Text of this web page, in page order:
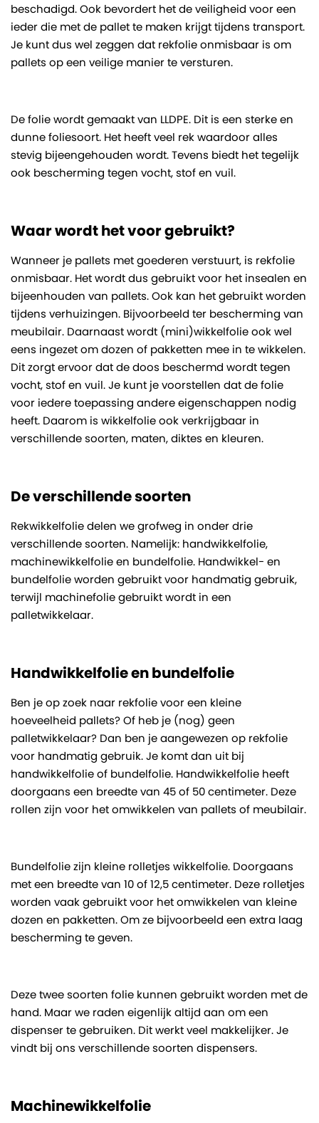
beschadigd. Ook bevordert het de veiligheid voor een
ieder die met de pallet te maken krijgt tijdens transport.
Je kunt dus wel zeggen dat rekfolie onmisbaar is om
pallets op een veilige manier te versturen.
De folie wordt gemaakt van LLDPE. Dit is een sterke en
dunne foliesoort. Het heeft veel rek waardoor alles
stevig bijeengehouden wordt. Tevens biedt het tegelijk
ook bescherming tegen vocht, stof en vuil.
Waar wordt het voor gebruikt?
Wanneer je pallets met goederen verstuurt, is rekfolie
onmisbaar. Het wordt dus gebruikt voor het insealen en
bijeenhouden van pallets. Ook kan het gebruikt worden
tijdens verhuizingen. Bijvoorbeeld ter bescherming van
meubilair. Daarnaast wordt (mini)wikkelfolie ook wel
eens ingezet om dozen of pakketten mee in te wikkelen.
Dit zorgt ervoor dat de doos beschermd wordt tegen
vocht, stof en vuil. Je kunt je voorstellen dat de folie
voor iedere toepassing andere eigenschappen nodig
heeft. Daarom is wikkelfolie ook verkrijgbaar in
verschillende soorten, maten, diktes en kleuren.
De verschillende soorten
Rekwikkelfolie delen we grofweg in onder drie
verschillende soorten. Namelijk: handwikkelfolie,
machinewikkelfolie en bundelfolie. Handwikkel- en
bundelfolie worden gebruikt voor handmatig gebruik,
terwijl machinefolie gebruikt wordt in een
palletwikkelaar.
Handwikkelfolie en bundelfolie
Ben je op zoek naar rekfolie voor een kleine
hoeveelheid pallets? Of heb je (nog) geen
palletwikkelaar? Dan ben je aangewezen op rekfolie
voor handmatig gebruik. Je komt dan uit bij
handwikkelfolie of bundelfolie. Handwikkelfolie heeft
doorgaans een breedte van 45 of 50 centimeter. Deze
rollen zijn voor het omwikkelen van pallets of meubilair.
Bundelfolie zijn kleine rolletjes wikkelfolie. Doorgaans
met een breedte van 10 of 12,5 centimeter. Deze rolletjes
worden vaak gebruikt voor het omwikkelen van kleine
dozen en pakketten. Om ze bijvoorbeeld een extra laag
bescherming te geven.
Deze twee soorten folie kunnen gebruikt worden met de
hand. Maar we raden eigenlijk altijd aan om een
dispenser te gebruiken. Dit werkt veel makkelijker. Je
vindt bij ons verschillende soorten dispensers.
Machinewikkelfolie